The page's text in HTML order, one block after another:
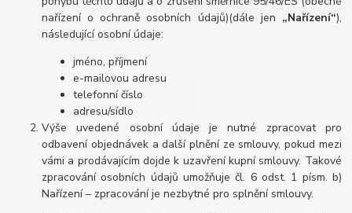
nařízení o ochraně osobních údajů)(dále jen „Nařízení“),
následující osobní údaje:
jméno, příjmení
e-mailovou adresu
telefonní číslo
adresu/sídlo
Výše uvedené osobní údaje je nutné zpracovat pro
odbavení objednávek a další plnění ze smlouvy, pokud mezi
vámi a prodávajícím dojde k uzavření kupní smlouvy. Takové
zpracování osobních údajů umožňuje čl. 6 odst. 1 písm. b)
Nařízení – zpracování je nezbytné pro splnění smlouvy.